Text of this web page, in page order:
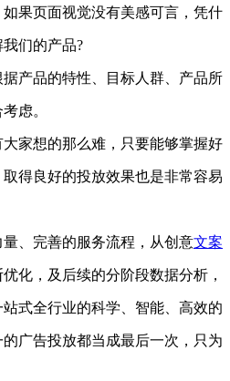
果页面视觉没有美感可言，凭什
们的产品?
产品的特性、目标人群、产品所
虑。
家想的那么难，只要能够掌握好
得良好的投放效果也是非常容易
、完善的服务流程，从创意文案
化，及后续的分阶段数据分析，
式全行业的科学、智能、高效的
广告投放都当成最后一次，只为